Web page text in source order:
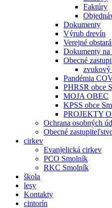
Faktúry
Dokumenty
Výrub drevín
Verejné
Dokumenty na
Obecné
zvukový
Pandémia
PHRSR obce
MOJA OBEC
KPSS obce
PROJEKTY
Ochrana osobných
Obecné
cirkev
Evanjelická cirkev
PCO Smolník
RKC Smolník
škola
lesy
Kontakty
cintorín